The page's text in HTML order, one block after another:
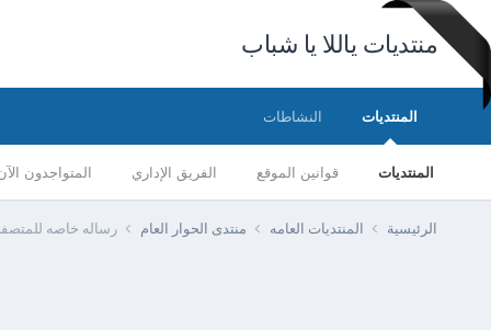
منتديات ياللا يا شباب
المنتديات
المنتديات قوانين الموقع الفريق الإداري المتواجدون
النشاطات
الرئيسية المنتديات العامه منتدى الحوار العام رساله خاصه